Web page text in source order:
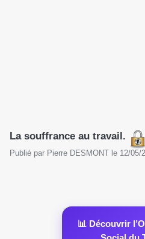
La souffrance au travail.
Publié par Pierre DESMONT le 12/05/
📊 Découvrir